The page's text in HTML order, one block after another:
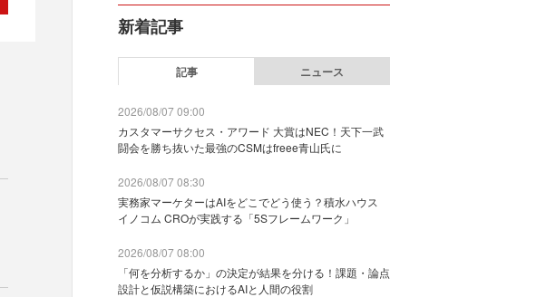
新着記事
記事 ニュース
2026/08/07 09:00
カスタマーサクセス・アワード 大賞はNEC！天下一武
闘会を勝ち抜いた最強のCSMはfreee青山氏に
2026/08/07 08:30
実務家マーケターはAIをどこでどう使う？積水ハウス
イノコム CROが実践する「5Sフレームワーク」
2026/08/07 08:00
「何を分析するか」の決定が結果を分ける！課題・論点
設計と仮説構築におけるAIと人間の役割